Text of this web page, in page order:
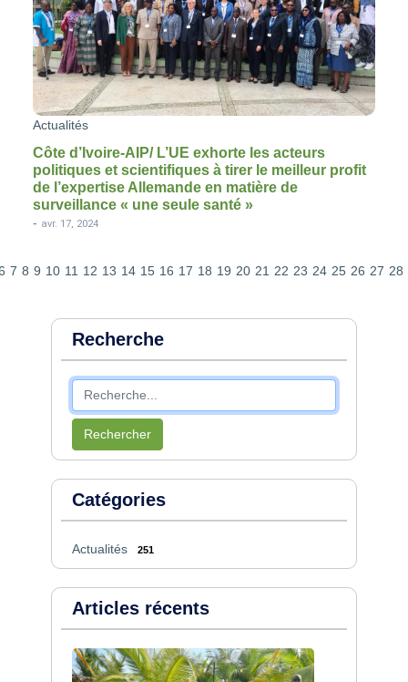
Actualités
Côte d’Ivoire-AIP/ L’UE exhorte les acteurs
politiques et scientifiques à tirer le meilleur profit
de l’expertise Allemande en matière de
surveillance « une seule santé »
- avr. 17, 2024
7 8 9 10 11 12 13 14 15 16 17 18 19 20 21 22 23 24 25 26 27 28
Recherche
Rechercher
Catégories
Actualités 251
Articles récents